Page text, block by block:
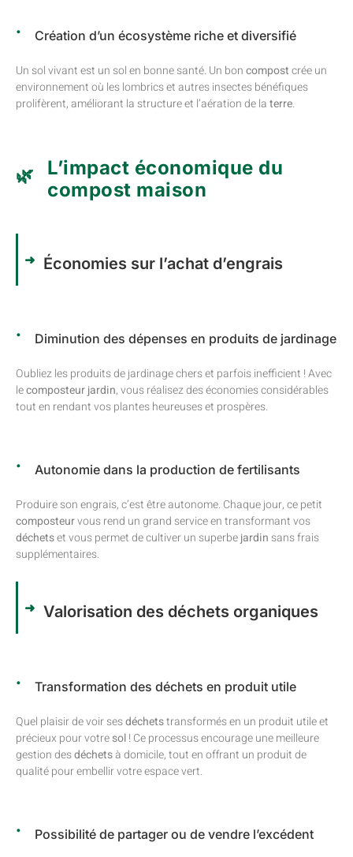
Création d’un écosystème riche et diversifié
Un sol vivant est un sol en bonne santé. Un boncompostcrée un
environnement où les lombrics et autres insectes bénéfiques
prolifèrent, améliorant la structure et l’aération de laterre.
L’impact économique du
compost maison
Économies sur l’achat d’engrais
Diminution des dépenses en produits de jardinage
Oubliez les produits de jardinage chers et parfois inefficient ! Avec
lecomposteur jardin, vous réalisez des économies considérables
tout en rendant vos plantes heureuses et prospères.
Autonomie dans la production de fertilisants
Produire son engrais, c’est être autonome. Chaque jour, ce petit
composteurvous rend un grand service en transformant vos
déchetset vous permet de cultiver un superbejardin sans frais
supplémentaires.
Valorisation des déchets organiques
Transformation des déchets en produit utile
Quel plaisir de voir sesdéchetstransformés en un produit utile et
précieux pour votresol! Ce processus encourage une meilleure
gestion desdéchetsà domicile, tout en offrant un produit de
qualité pour embellir votre espace vert.
Possibilité de partager ou de vendre l’excédent